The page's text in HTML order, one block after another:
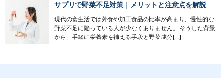
サプリで野菜不足対策｜メリットと注意点を解説
現代の食生活では外食や加工食品の比率が高まり、慢性的な
野菜不足に陥っている人が少なくありません。 そうした背景
から、手軽に栄養素を補える手段と野菜成分[…]